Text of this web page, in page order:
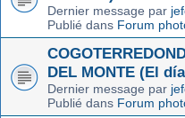
Dernier message par
Publié dans Forum
DEL MONTE (El
Dernier message par
Publié dans Forum